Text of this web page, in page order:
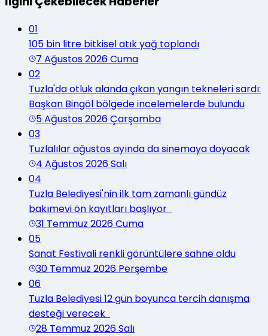
01
105 bin litre bitkisel atık yağ toplandı
7 Ağustos 2026 Cuma
02
Tuzla'da otluk alanda çıkan yangın tekneleri sardı:
Başkan Bingöl bölgede incelemelerde bulundu
5 Ağustos 2026 Çarşamba
03
Tuzlalılar ağustos ayında da sinemaya doyacak
4 Ağustos 2026 Salı
04
Tuzla Belediyesi'nin ilk tam zamanlı gündüz
bakımevi ön kayıtları başlıyor
31 Temmuz 2026 Cuma
05
Sanat Festivali renkli görüntülere sahne oldu
30 Temmuz 2026 Perşembe
06
Tuzla Belediyesi 12 gün boyunca tercih danışma
desteği verecek
28 Temmuz 2026 Salı